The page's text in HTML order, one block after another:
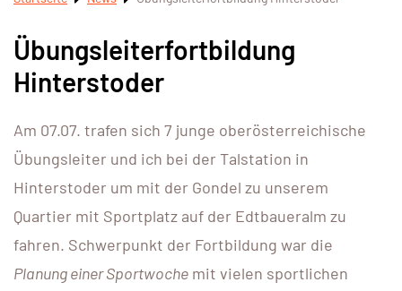
Übungsleiterfortbildung
Hinterstoder
Am 07.07. trafen sich 7 junge oberösterreichische
Übungsleiter und ich bei der Talstation in
Hinterstoder um mit der Gondel zu unserem
Quartier mit Sportplatz auf der Edtbaueralm zu
fahren. Schwerpunkt der Fortbildung war die
Planung einer Sportwoche mit vielen sportlichen